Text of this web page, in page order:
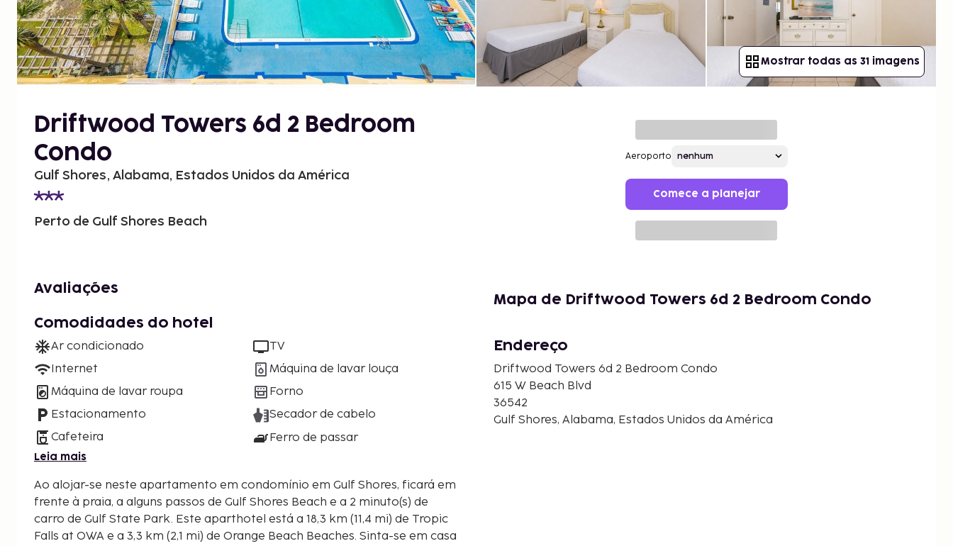
Mostrar todas as 31 imagens
Driftwood Towers 6d 2 Bedroom
Condo
Gulf Shores, Alabama, Estados Unidos da América
Perto de Gulf Shores Beach
Aeroporto
Comece a planejar
Avaliações
Comodidades do hotel
Ar condicionado
Internet
Máquina de lavar roupa
Estacionamento
Cafeteira
TV
Máquina de lavar louça
Forno
Secador de cabelo
Ferro de passar
Leia mais
Ao alojar-se neste apartamento em condomínio em Gulf Shores, ficará em
frente à praia, a alguns passos de Gulf Shores Beach e a 2 minuto(s) de
carro de Gulf State Park. Este aparthotel está a 18,3 km (11,4 mi) de Tropic
Falls at OWA e a 3,3 km (2,1 mi) de Orange Beach Beaches. Sinta-se em casa
Mapa de Driftwood Towers 6d 2 Bedroom Condo
Endereço
Driftwood Towers 6d 2 Bedroom Condo
615 W Beach Blvd
36542
Gulf Shores, Alabama, Estados Unidos da América